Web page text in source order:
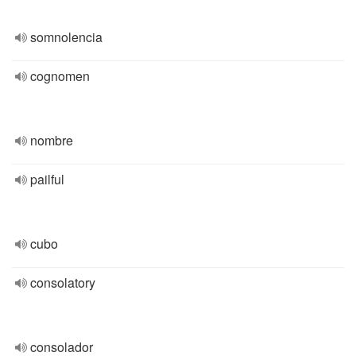
somnolencia
cognomen
nombre
pailful
cubo
consolatory
consolador